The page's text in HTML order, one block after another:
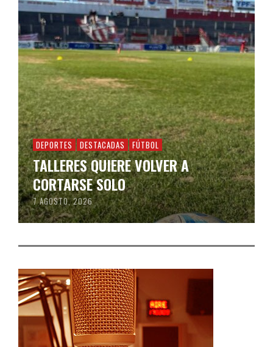
DEPORTES DESTACADAS FÚTBOL
TALLERES QUIERE VOLVER A
CORTARSE SOLO
7 AGOSTO, 2026